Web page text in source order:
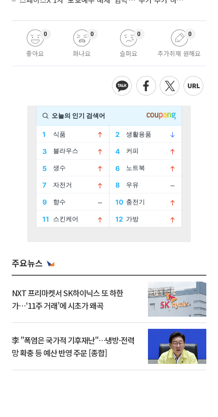
좋아요
0
화나요
0
슬퍼요
0
추가취재 원해요
0
주요뉴스
NXT 프리마켓서 SK하이닉스 또 하한
가⋯‘11주 거래’에 시초가 왜곡
李 "폭염은 국가적 기후재난"…냉방·전력
망 확충 등 예산 반영 주문 [종합]